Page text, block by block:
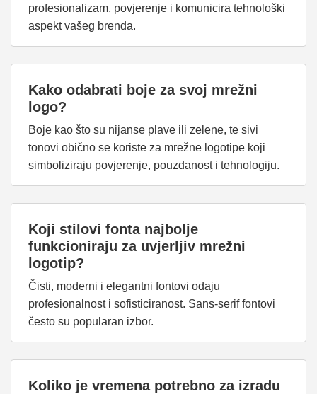
profesionalizam, povjerenje i komunicira tehnološki
aspekt vašeg brenda.
Kako odabrati boje za svoj mrežni
logo?
Boje kao što su nijanse plave ili zelene, te sivi
tonovi obično se koriste za mrežne logotipe koji
simboliziraju povjerenje, pouzdanost i tehnologiju.
Koji stilovi fonta najbolje
funkcioniraju za uvjerljiv mrežni
logotip?
Čisti, moderni i elegantni fontovi odaju
profesionalnost i sofisticiranost. Sans-serif fontovi
često su popularan izbor.
Koliko je vremena potrebno za izradu